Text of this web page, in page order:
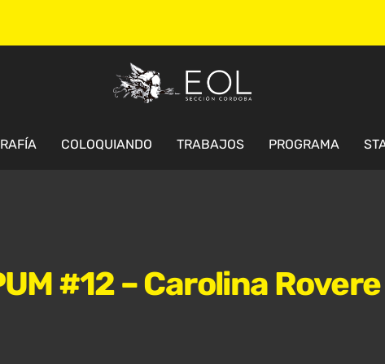
COLOQUIANDO TRABAJOS PROGRAMA
#12 – Carolina Rovere